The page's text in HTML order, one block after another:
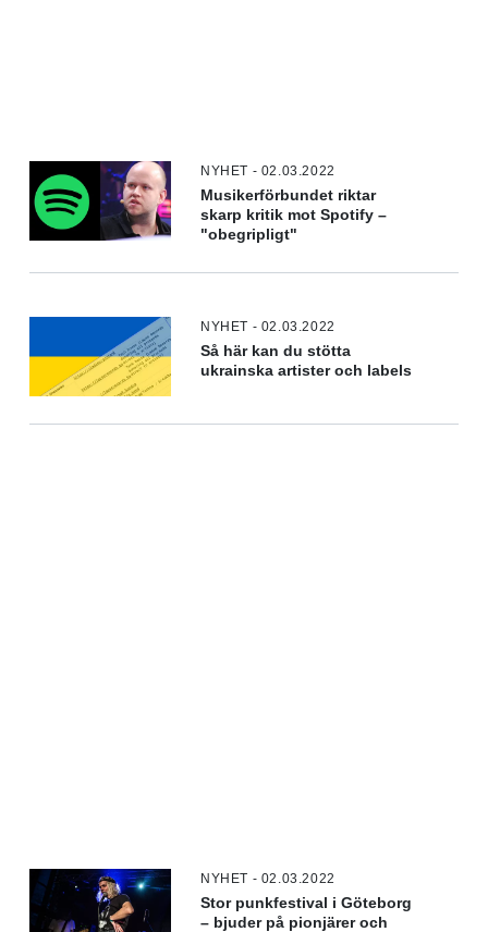
NYHET - 02.03.2022
Musikerförbundet riktar
skarp kritik mot Spotify –
"obegripligt"
NYHET - 02.03.2022
Så här kan du stötta
ukrainska artister och labels
NYHET - 02.03.2022
Stor punkfestival i Göteborg
– bjuder på pionjärer och